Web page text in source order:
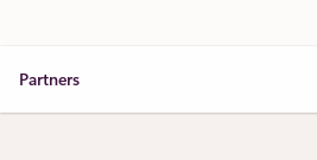
Partners